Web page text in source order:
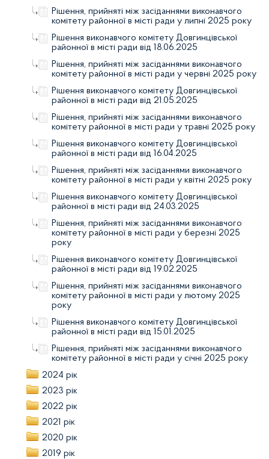
Рішення, прийняті між засіданнями виконавчого
комітету районної в місті ради у липні 2025 року
Рішення виконавчого комітету Довгинцівської
районної в місті ради від 18.06.2025
Рішення, прийняті між засіданнями виконавчого
комітету районної в місті ради у червні 2025 року
Рішення виконавчого комітету Довгинцівської
районної в місті ради від 21.05.2025
Рішення, прийняті між засіданнями виконавчого
комітету районної в місті ради у травні 2025 року
Рішення виконавчого комітету Довгинцівської
районної в місті ради від 16.04.2025
Рішення, прийняті між засіданнями виконавчого
комітету районної в місті ради у квітні 2025 року
Рішення виконавчого комітету Довгинцівської
районної в місті ради від 24.03.2025
Рішення, прийняті між засіданнями виконавчого
комітету районної в місті ради у березні 2025
року
Рішення виконавчого комітету Довгинцівської
районної в місті ради від 19.02.2025
Рішення, прийняті між засіданнями виконавчого
комітету районної в місті ради у лютому 2025
року
Рішення виконавчого комітету Довгинцівської
районної в місті ради від 15.01.2025
Рішення, прийняті між засіданнями виконавчого
комітету районної в місті ради у січні 2025 року
2024 рік
2023 рік
2022 рік
2021 рік
2020 рік
2019 рік